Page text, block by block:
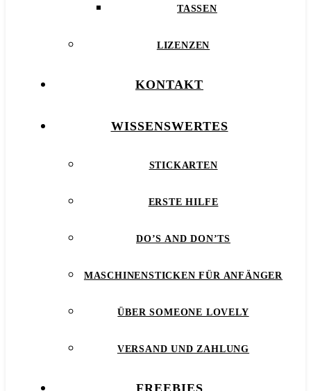
TASSEN
LIZENZEN
KONTAKT
WISSENSWERTES
STICKARTEN
ERSTE HILFE
DO’S AND DON’TS
MASCHINENSTICKEN FÜR ANFÄNGER
ÜBER SOMEONE LOVELY
VERSAND UND ZAHLUNG
FREEBIES